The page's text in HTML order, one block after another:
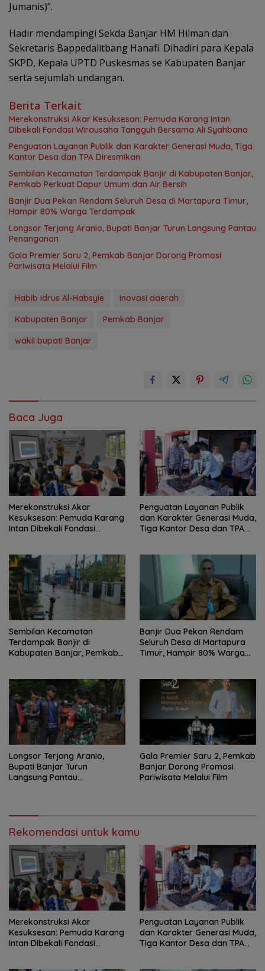
Jumanis)”.
Hadir mendampingi Sekda Banjar HM Hilman dan
Sekretaris Bappedalitbang Hanafi. Dihadiri para Kepala
SKPD, Kepala UPTD Puskesmas se Kabupaten Banjar
serta sejumlah undangan.
Berita Terkait
Merekonstruksi Akar Kesuksesan: Pemuda Karang Intan
Dibekali Fondasi Wirausaha Tangguh Bersama Ali Syahbana
Penguatan Layanan Publik dan Karakter Generasi Muda, Tiga
Kantor Desa dan TPA Diresmikan
Sembilan Kecamatan Terdampak Banjir di Kabupaten Banjar,
Pemkab Perkuat Dapur Umum dan Air Bersih
Banjir Dua Pekan Rendam Seluruh Desa di Martapura Timur,
Hampir 80% Warga Terdampak
Longsor Terjang Aranio, Bupati Banjar Turun Langsung Pantau
Penanganan
Gala Premier Saru 2, Pemkab Banjar Dorong Promosi
Pariwisata Melalui Film
Habib Idrus Al-Habsyie
Inovasi daerah
Kabupaten Banjar
Pemkab Banjar
wakil bupati Banjar
Baca Juga
Merekonstruksi Akar
Kesuksesan: Pemuda Karang
Intan Dibekali Fondasi
Penguatan Layanan Publik
dan Karakter Generasi Muda,
Tiga Kantor Desa dan TPA
Sembilan Kecamatan
Terdampak Banjir di
Kabupaten Banjar, Pemkab
Banjir Dua Pekan Rendam
Seluruh Desa di Martapura
Timur, Hampir 80% Warga
Longsor Terjang Aranio,
Bupati Banjar Turun
Langsung Pantau
Gala Premier Saru 2, Pemkab
Banjar Dorong Promosi
Pariwisata Melalui Film
Rekomendasi untuk kamu
Merekonstruksi Akar
Kesuksesan: Pemuda Karang
Intan Dibekali Fondasi
Penguatan Layanan Publik
dan Karakter Generasi Muda,
Tiga Kantor Desa dan TPA